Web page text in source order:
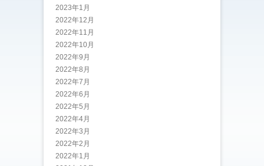
2023年1月
2022年12月
2022年11月
2022年10月
2022年9月
2022年8月
2022年7月
2022年6月
2022年5月
2022年4月
2022年3月
2022年2月
2022年1月